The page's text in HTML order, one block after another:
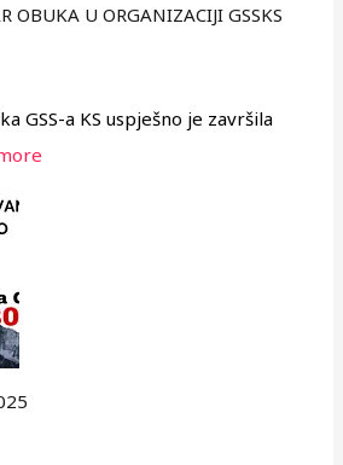
OBUKA U ORGANIZACIJI GSSKS
GSS-a KS uspješno je završila